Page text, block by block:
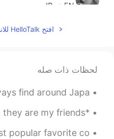
EN
JP
木へ行きます。
EN
JP
しまった。。。😭
Nana
JP
EN
افتح HelloTalk للانضمام الى المحادثة
لحظات ذات صله
is something you can always find around Japa...
*Knock Knock* Who’s there? Dinner has arrived lol 🦆🐥🐥🐥🐥🐥🐥🐥🐥 = 🥘 Joking ~ they are my friends ☺️
지개 중에 제일 인기 없는 색깔이래요 The least popular favorite co...